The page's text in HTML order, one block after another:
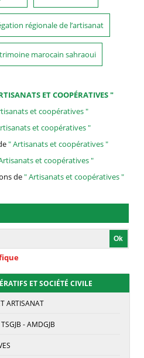
régionale de l’artisanat
marocain sahraoui
ET COOPÉRATIVES "
et coopératives "
et coopératives "
" Artisanats et coopératives "
et coopératives "
de" Artisanats et coopératives "
ET SOCIÉTÉ CIVILE
ARTISANAT
- AMDGJB